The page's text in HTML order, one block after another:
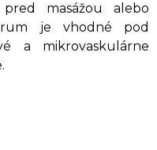
masážou alebo
je vhodné pod
a mikrovaskulárne